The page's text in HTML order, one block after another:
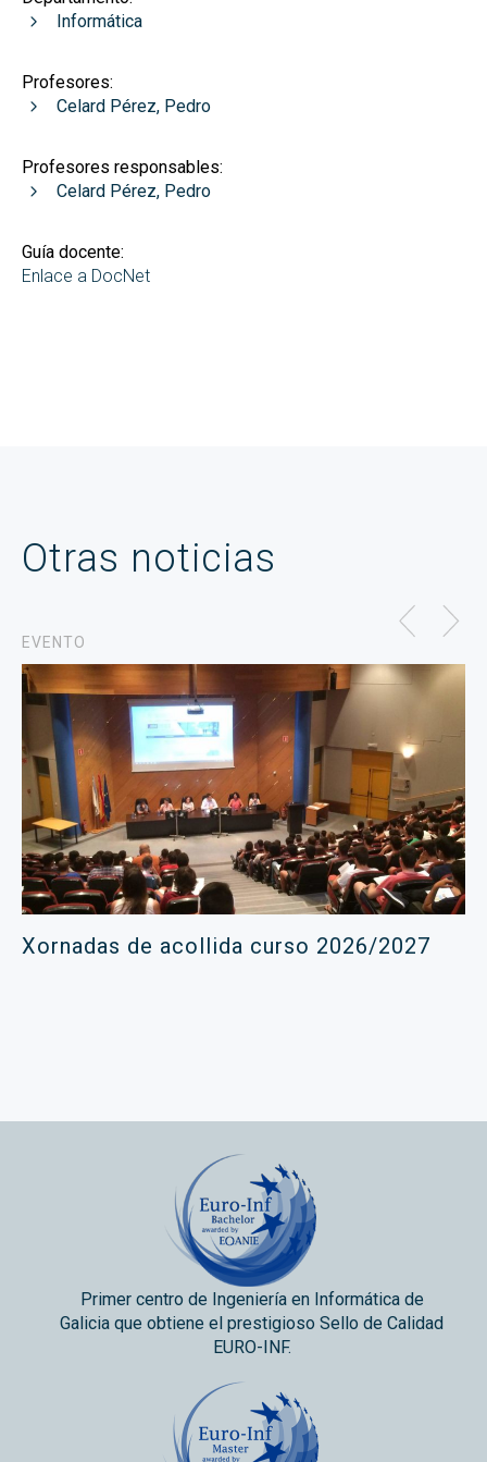
Informática
Profesores:
Celard Pérez, Pedro
Profesores responsables:
Celard Pérez, Pedro
Guía docente:
Enlace a DocNet
Otras noticias
EVENTO
Xornadas de acollida curso 2026/2027
Primer centro de Ingeniería en Informática de
Galicia que obtiene el prestigioso Sello de Calidad
EURO-INF.